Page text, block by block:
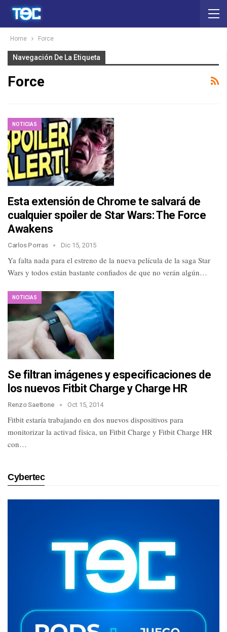
Home Force
Navegación De La Etiqueta
Force
NOTICIAS
Esta extensión de Chrome te salvará de
cualquier spoiler de Star Wars: The Force
Awakens
Carlos Porras Dic 15, 2015
Ya falta nada para el estreno de la nueva película de la saga Star
Wars y todos están bastante confiados de que no verán algún…
NOTICIAS
Se filtran imágenes y especificaciones de
los nuevos Fitbit Charge y Charge HR
Renzo Saettone Oct 15, 2014
Fitbit estaría trabajando en dos nuevos dispositivos para
monitorizar la activad física, un Fitbit Charge y Fitbit Charge HR
con…
Cybertec